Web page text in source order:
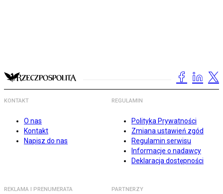
KONTAKT
O nas
Kontakt
Napisz do nas
REGULAMIN
Polityka Prywatności
Zmiana ustawień zgód
Regulamin serwisu
Informacje o nadawcy
Deklaracja dostępności
REKLAMA I PRENUMERATA PARTNERZY